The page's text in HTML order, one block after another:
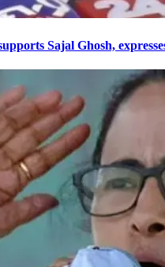
supports Sajal Ghosh,